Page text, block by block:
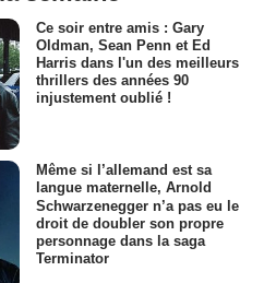
Ce soir entre amis : Gary
Oldman, Sean Penn et Ed
Harris dans l'un des meilleurs
thrillers des années 90
injustement oublié !
Même si l’allemand est sa
langue maternelle, Arnold
Schwarzenegger n’a pas eu le
droit de doubler son propre
personnage dans la saga
Terminator